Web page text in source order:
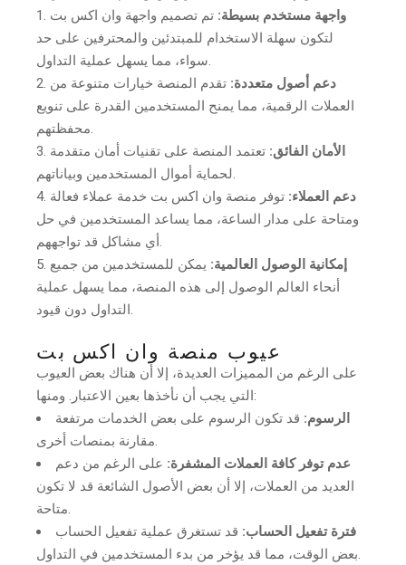
واجهة مستخدم بسيطة: تم تصميم واجهة وان اكس بت
لتكون سهلة الاستخدام للمبتدئين والمحترفين على حد
سواء، مما يسهل عملية التداول.
دعم أصول متعددة: تقدم المنصة خيارات متنوعة من
العملات الرقمية، مما يمنح المستخدمين القدرة على تنويع
محفظتهم.
الأمان الفائق: تعتمد المنصة على تقنيات أمان متقدمة
لحماية أموال المستخدمين وبياناتهم.
دعم العملاء: توفر منصة وان اكس بت خدمة عملاء فعالة
ومتاحة على مدار الساعة، مما يساعد المستخدمين في حل
أي مشاكل قد تواجههم.
إمكانية الوصول العالمية: يمكن للمستخدمين من جميع
أنحاء العالم الوصول إلى هذه المنصة، مما يسهل عملية
التداول دون قيود.
عيوب منصة وان اكس بت
على الرغم من المميزات العديدة، إلا أن هناك بعض العيوب
التي يجب أن نأخذها بعين الاعتبار. ومنها:
الرسوم: قد تكون الرسوم على بعض الخدمات مرتفعة
مقارنة بمنصات أخرى.
عدم توفر كافة العملات المشفرة: على الرغم من دعم
العديد من العملات، إلا أن بعض الأصول الشائعة قد لا تكون
متاحة.
فترة تفعيل الحساب: قد تستغرق عملية تفعيل الحساب
بعض الوقت، مما قد يؤخر من بدء المستخدمين في التداول.